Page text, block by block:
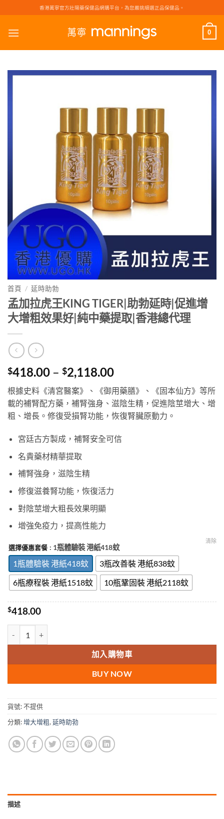
to
content
香港萬寧官方壯陽藥保健品網購平台，為您嚴挑細選正品保健品。
0
首頁 / 延時助勃
孟加拉虎王KING TIGER|助勃延時|促進增
大增粗效果好|純中藥提取|香港總代理
$418.00 – $2,118.00Price
range:
$418.00
through
$2,118.00
根據史料《清宮醫案》、《御用藥膳》、《固本仙方》等所
載的補腎配方藥，補腎強身、滋陰生精，促進陰莖增大、增
粗、增長。修復受損腎功能，恢復腎臟原動力。
宮廷古方製成，補腎安全可信
名貴藥材精華提取
補腎強身，滋陰生精
修復滋養腎功能，恢復活力
對陰莖增大粗長效果明顯
增強免疫力，提高性能力
選擇優惠套餐 : 1瓶體驗裝 港紙418蚊
1瓶體驗裝 港紙418蚊
3瓶改善裝 港紙838蚊
6瓶療程裝 港紙1518蚊
10瓶鞏固裝 港紙2118蚊
清除
$418.00
加入購物車
BUY NOW
貨號:不提供
分類:增大增粗, 延時助勃
描述